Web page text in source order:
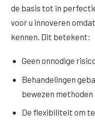
de basis tot in
voor u innoveren
kennen. Dit betekent:
Geen onnodige
Behandelingen
bewezen methoden
De flexibiliteit om